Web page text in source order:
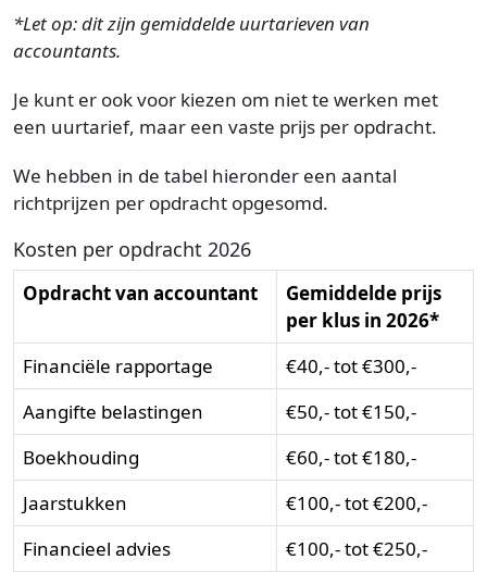
*Let op: dit zijn gemiddelde uurtarieven van
accountants.
Je kunt er ook voor kiezen om niet te werken met
een uurtarief, maar een vaste prijs per opdracht.
We hebben in de tabel hieronder een aantal
richtprijzen per opdracht opgesomd.
Kosten per opdracht 2026
Opdracht van accountant
Gemiddelde prijs
per klus in 2026*
Financiële rapportage
€40,- tot €300,-
Aangifte belastingen
€50,- tot €150,-
Boekhouding
€60,- tot €180,-
Jaarstukken
€100,- tot €200,-
Financieel advies
€100,- tot €250,-